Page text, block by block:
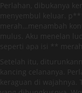
Perlahan, dibukanya
menyembul keluar.
merah…menambah
mulus. Aku menelan
seperti apa isi ** merah
Setelah itu,
kancing celananya.
keraguan di wajahnya.